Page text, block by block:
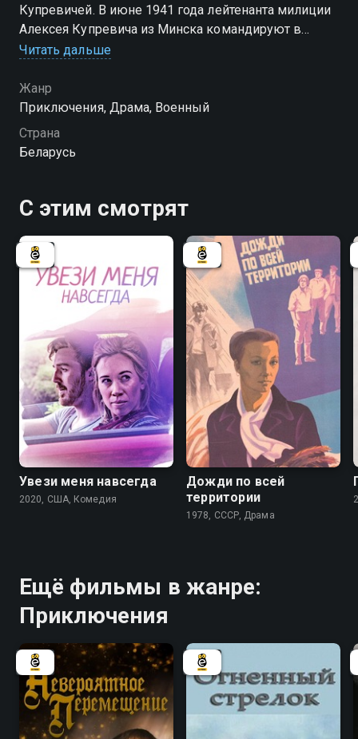
Купревичей. В июне 1941 года лейтенанта милиции
Алексея Купревича из Минска командируют в
Западную Беларусь, где в одном из селений
брат, старший лейтенант милиции Пётр Купревич,
получают задание уничтожить высадившийся под
Селищами немецкий десант. Их младший брат
Володя, оказавшийся вместе с родителями в
оккупированном Минске, помогает подпольщикам...
Читать дальше
Жанр
Приключения, Драма, Военный
Страна
Беларусь
С этим смотрят
Увези меня навсегда
2020, США, Комедия
Дожди по всей
территории
1978, СССР, Драма
Ещё фильмы в жанре:
Приключения